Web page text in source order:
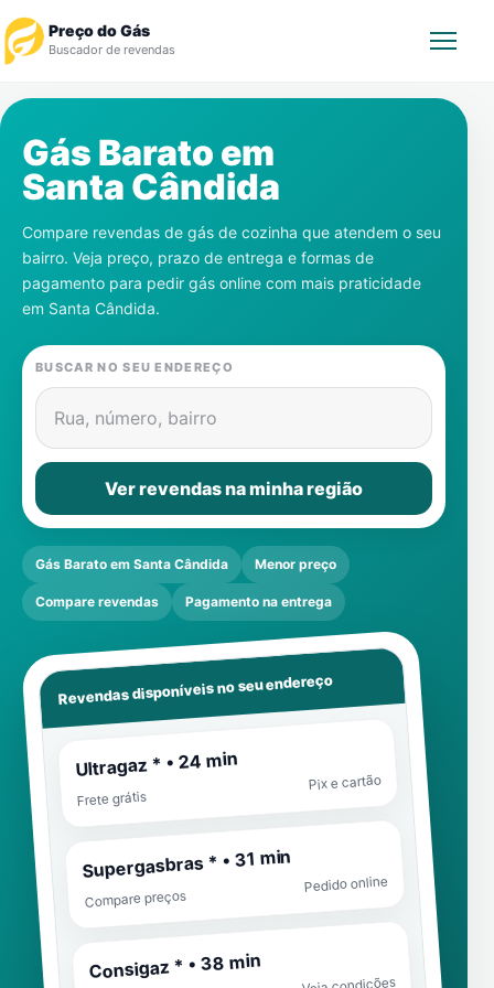
Preço do Gás
Buscador de revendas
Revendedor
Notícias
Cadastre-se
Gás
Contatos
Gás Barato em
Santa Cândida
Compare revendas de gás de cozinha que atendem o seu
bairro. Veja preço, prazo de entrega e formas de
pagamento para pedir gás online com mais praticidade
em Santa Cândida.
BUSCAR NO SEU ENDEREÇO
Rua, número, bairro
Ver revendas na minha região
Gás Barato em Santa Cândida Menor preço
Compare revendas Pagamento na entrega
Revendas disponíveis no seu endereço
Ultragaz * • 24 min
Frete grátis
Pix e cartão
Supergasbras * • 31 min
Compare preços
Pedido online
Consigaz * • 38 min